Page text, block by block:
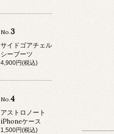
No.3
サイドゴアチェル
シーブーツ
4,900円(税込)
No.4
アストロノート
iPhoneケース
1,500円(税込)